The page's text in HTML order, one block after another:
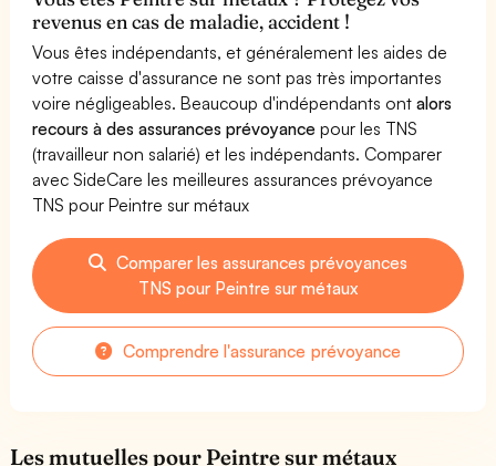
revenus en cas de maladie, accident !
Vous êtes indépendants, et généralement les aides de
votre caisse d'assurance ne sont pas très importantes
voire négligeables. Beaucoup d'indépendants ontalors
recours à des assurances prévoyance pour les TNS
(travailleur non salarié) et les indépendants. Comparer
avec SideCare les meilleures assurances prévoyance
TNS pour Peintre sur métaux
Comparer les assurances prévoyances
TNS pour Peintre sur métaux
Comprendre l'assurance prévoyance
Les mutuelles pour Peintre sur métaux